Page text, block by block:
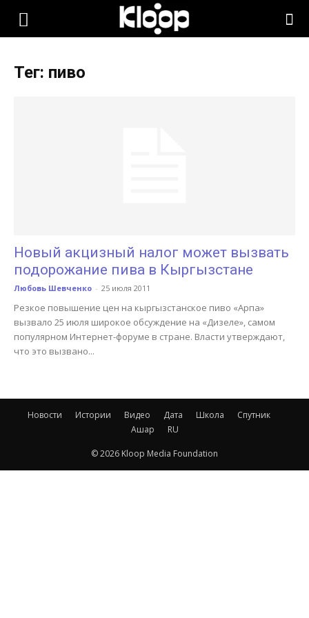
KLOOP.KG
Тег: пиво
Новый акцизный налог может вызвать
подорожание пива в Кыргызстане
Любовь Шевченко - 25 июля 2011
Резкое повышение цен на кыргызстанское пиво «Арпа»
вызвало 25 июля широкое обсуждение на «Дизеле», самом
популярном Интернет-форуме в стране. Власти утверждают,
что это вызвано...
Новости Истории Видео Дата Школа
Спутник
Ашар
RU
© 2026 Kloop Media Foundation